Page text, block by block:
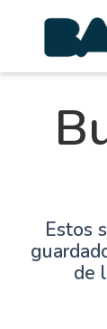
Estos
de